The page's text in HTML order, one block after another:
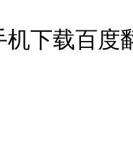
下载百度